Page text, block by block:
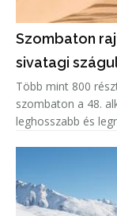
Szombaton
sivatagi
Több mint 800
szombaton a 48.
leghosszabb és